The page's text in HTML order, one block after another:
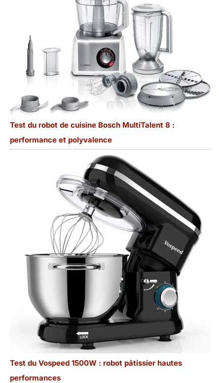
Test du robot de cuisine Bosch MultiTalent 8 :
performance et polyvalence
Test du Vospeed 1500W : robot pâtissier hautes
performances